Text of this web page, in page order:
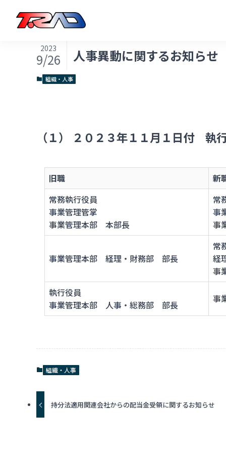
人事異動に関するお知ら
2023
9/26
組織・人事
（１） ２０２３年１１月１日付 執
旧職
新
常務執行役員
事業管理管掌
事業管理本部 本部長
常
事
事
事業管理本部 経理・財務部 部長
常
経
事
執行役員
事業管理本部 人事・総務部 部長
事
組織・人事
持分法適用関連会社からの配当金受領に関するお知らせ